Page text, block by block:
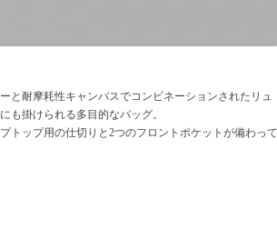
と耐摩耗性キャンバスでコンビネーションされたリュ
も掛けられる多目的なバッグ。
トップ用の仕切りと2つのフロントポケットが備わって